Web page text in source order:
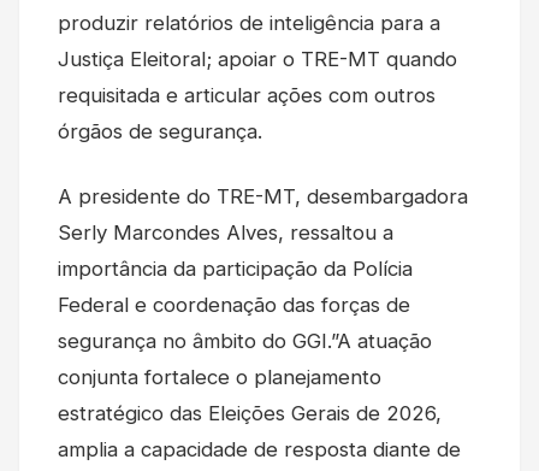
produzir relatórios de inteligência para a
Justiça Eleitoral; apoiar o TRE-MT quando
requisitada e articular ações com outros
órgãos de segurança.
A presidente do TRE-MT, desembargadora
Serly Marcondes Alves, ressaltou a
importância da participação da Polícia
Federal e coordenação das forças de
segurança no âmbito do GGI.”A atuação
conjunta fortalece o planejamento
estratégico das Eleições Gerais de 2026,
amplia a capacidade de resposta diante de